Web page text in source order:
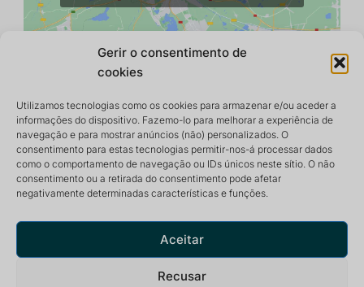
Gerir o consentimento de
cookies
Utilizamos tecnologias como os cookies para armazenar e/ou aceder a
informações do dispositivo. Fazemo-lo para melhorar a experiência de
navegação e para mostrar anúncios (não) personalizados. O
consentimento para estas tecnologias permitir-nos-á processar dados
como o comportamento de navegação ou IDs únicos neste sítio. O não
consentimento ou a retirada do consentimento pode afetar
negativamente determinadas características e funções.
Aceitar
Recusar
pacífico e inspirador para uma vida óptima.